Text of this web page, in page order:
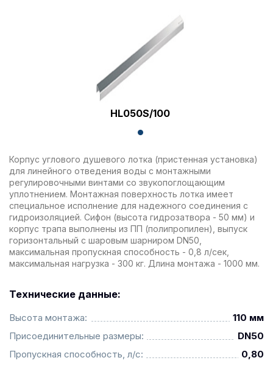
HL050S/100
Корпус углового душевого лотка (пристенная установка)
для линейного отведения воды с монтажными
регулировочными винтами со звукопоглощающим
уплотнением. Монтажная поверхность лотка имеет
специальное исполнение для надежного соединения с
гидроизоляцией. Сифон (высота гидрозатвора - 50 мм) и
корпус трапа выполнены из ПП (полипропилен), выпуск
горизонтальный с шаровым шарниром DN50,
максимальная пропускная способность - 0,8 л/сек,
максимальная нагрузка - 300 кг. Длина монтажа - 1000 мм.
Технические данные:
Высота монтажа:
110 мм
Присоединительные размеры:
DN50
Пропускная способность, л/с:
0,80